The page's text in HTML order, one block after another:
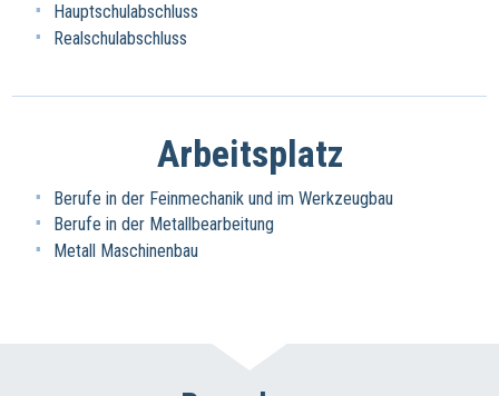
Hauptschulabschluss
Realschulabschluss
Arbeitsplatz
Berufe in der Feinmechanik und im Werkzeugbau
Berufe in der Metallbearbeitung
Metall Maschinenbau